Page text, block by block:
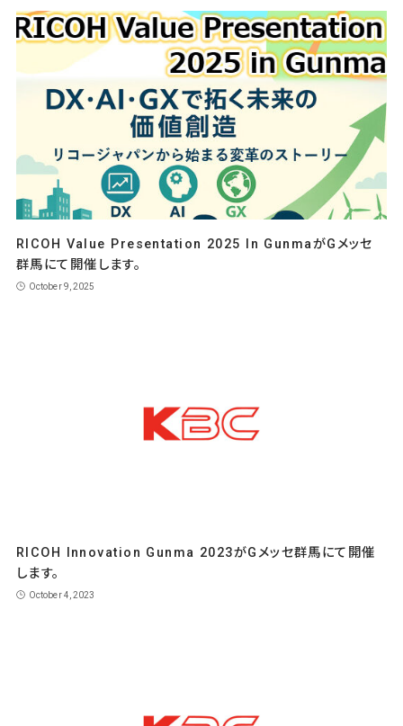
RICOH Value Presentation 2025 In GunmaがGメッセ
群馬にて開催します。
October 9, 2025
RICOH Innovation Gunma 2023がGメッセ群馬にて開催
します。
October 4, 2023